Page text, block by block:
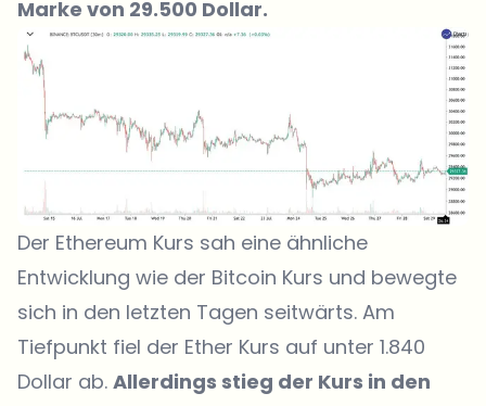
Marke von 29.500 Dollar.
Der Ethereum Kurs sah eine ähnliche
Entwicklung wie der Bitcoin Kurs und bewegte
sich in den letzten Tagen seitwärts. Am
Tiefpunkt fiel der Ether Kurs auf unter 1.840
Dollar ab. Allerdings stieg der Kurs in den